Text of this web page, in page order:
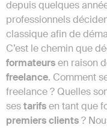
depuis quelques
professionnels
classique afin de
C’est le chemin que
formateursen raison
freelance. Comment
freelance ? Quelles
sestarifsen tant que
premiers clients?